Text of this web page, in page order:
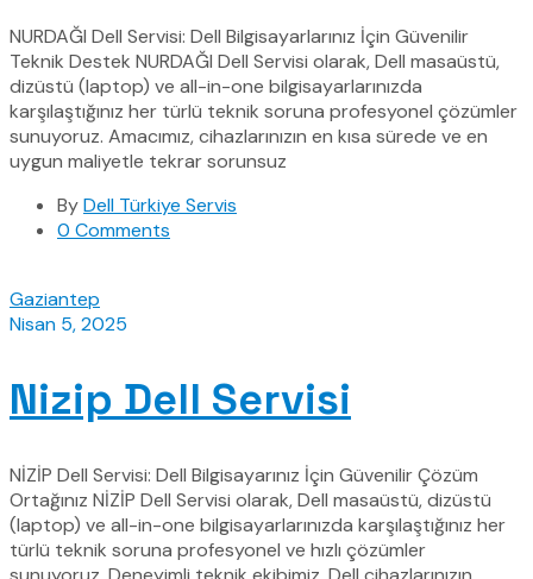
NURDAĞI Dell Servisi: Dell Bilgisayarlarınız İçin Güvenilir
Teknik Destek NURDAĞI Dell Servisi olarak, Dell masaüstü,
dizüstü (laptop) ve all-in-one bilgisayarlarınızda
karşılaştığınız her türlü teknik soruna profesyonel çözümler
sunuyoruz. Amacımız, cihazlarınızın en kısa sürede ve en
uygun maliyetle tekrar sorunsuz
ByDell Türkiye Servis
0 Comments
Gaziantep
Nisan 5, 2025
Nizip Dell Servisi
NİZİP Dell Servisi: Dell Bilgisayarınız İçin Güvenilir Çözüm
Ortağınız NİZİP Dell Servisi olarak, Dell masaüstü, dizüstü
(laptop) ve all-in-one bilgisayarlarınızda karşılaştığınız her
türlü teknik soruna profesyonel ve hızlı çözümler